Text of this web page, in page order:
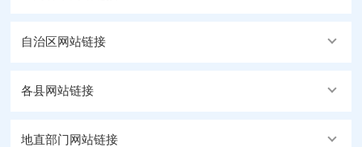
自治区网站链接
各县网站链接
地直部门网站链接